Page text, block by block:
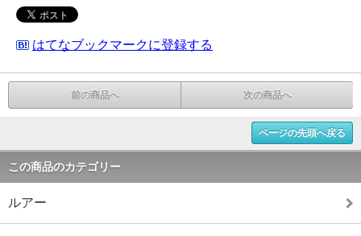
はてなブックマークに登録する
前の商品へ 次の商品へ
ページの先頭へ戻る
この商品のカテゴリー
ルアー